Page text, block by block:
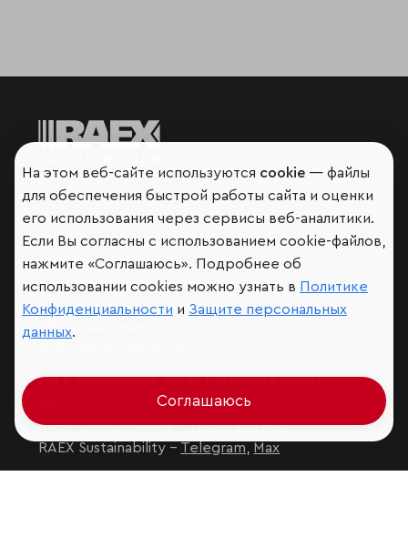
Мир сквозь призму рейтингов
Аналитика
Контактная информация
Подписаться на рассылку
Обратная связь
Мы в социальных сетях и мессенджерах
RAEX Образование –Telegram,Max
RAEX Sustainability – Telegram Max
На этом веб-сайте используются cookie — файлы
для обеспечения быстрой работы сайта и оценки
его использования через сервисы веб-аналитики.
Если Вы согласны с использованием cookie-файлов,
нажмите «Соглашаюсь». Подробнее об
использовании cookies можно узнать в Политике
Конфиденциальности и Защите персональных
данных.
Соглашаюсь